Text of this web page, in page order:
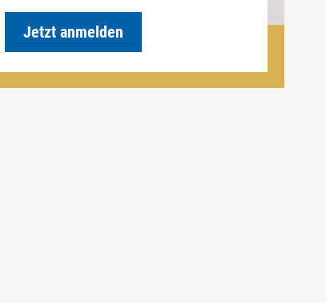
Jetzt anmelden